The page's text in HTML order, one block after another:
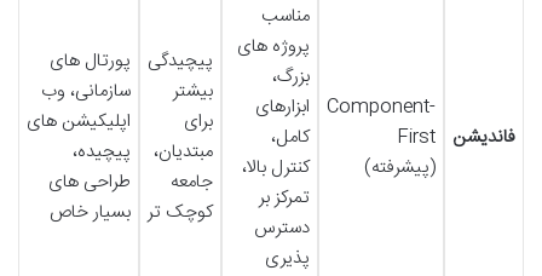
فاندیشن
Component-
First
(پیشرفته)
مناسب
پروژه های
بزرگ،
ابزارهای
کامل،
کنترل بالا،
تمرکز بر
دسترس
پذیری
پیچیدگی
بیشتر
برای
مبتدیان،
جامعه
کوچک تر
پورتال های
سازمانی، وب
اپلیکیشن های
پیچیده،
طراحی های
بسیار خاص